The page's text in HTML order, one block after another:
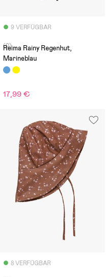
9 VERFÜGBAR
(0)
Reima Rainy Regenhut,
Marineblau
17,99 €
8 VERFÜGBAR